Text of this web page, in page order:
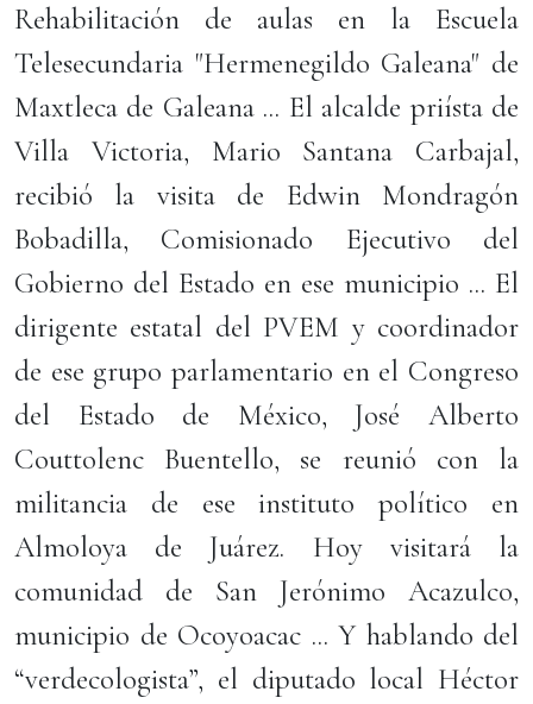
Rehabilitación de aulas en la Escuela
Telesecundaria "Hermenegildo Galeana" de
Maxtleca de Galeana ... El alcalde priísta de
Villa Victoria, Mario Santana Carbajal,
recibió la visita de Edwin Mondragón
Bobadilla, Comisionado Ejecutivo del
Gobierno del Estado en ese municipio ... El
dirigente estatal del PVEM y coordinador
de ese grupo parlamentario en el Congreso
del Estado de México, José Alberto
Couttolenc Buentello, se reunió con la
militancia de ese instituto político en
Almoloya de Juárez. Hoy visitará la
comunidad de San Jerónimo Acazulco,
municipio de Ocoyoacac ... Y hablando del
“verdecologista”, el diputado local Héctor